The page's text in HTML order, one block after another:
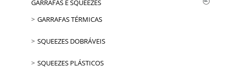
GARRAFAS E SQUEEZES
GARRAFAS TÉRMICAS
SQUEEZES DOBRÁVEIS
SQUEEZES PLÁSTICOS